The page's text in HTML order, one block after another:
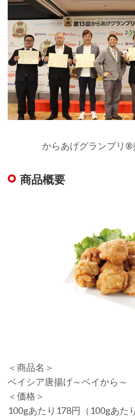
からあげグランプリ®
商品概要
＜商品名＞
ベイシア唐揚げ～ベイから～
＜価格＞
100gあたり178円（100gあた